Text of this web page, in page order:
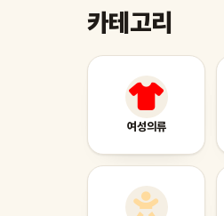
카테고리
여성의류